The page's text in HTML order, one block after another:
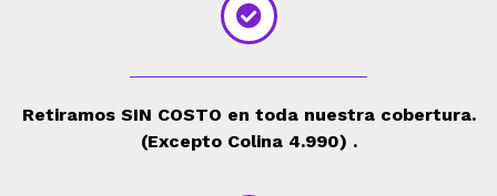
Retiramos SIN COSTO en toda nuestra cobertura.
(Excepto Colina 4.990) .